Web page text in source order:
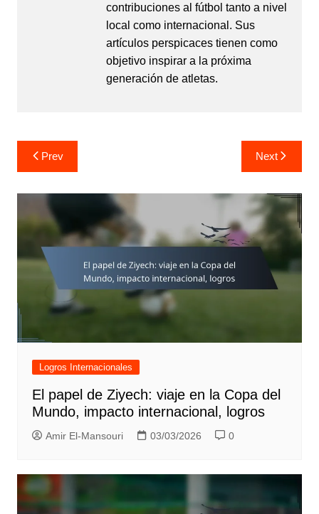
contribuciones al fútbol tanto a nivel
local como internacional. Sus
artículos perspicaces tienen como
objetivo inspirar a la próxima
generación de atletas.
Post
navigation
Prev Next
Logros Internacionales
El papel de Ziyech: viaje en la Copa del
Mundo, impacto internacional, logros
Amir El-Mansouri 03/03/2026 0